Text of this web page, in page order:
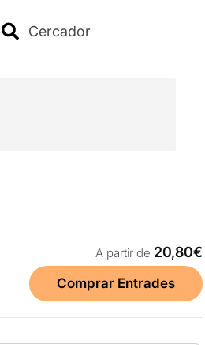
A partir de 20,80€
Comprar Entrades